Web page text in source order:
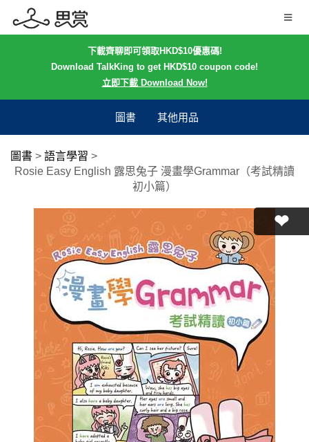
下載齊聊即可領取HKD$10優惠碼!
Download TalkKing to get HKD$10 coupon code!
立即下載 Download Now!
圖書 其他用品
圖書 > 語言學習 >
Rosie Easy English 露思兔子 漫畫學Grammar（考試精讀
初小篇）